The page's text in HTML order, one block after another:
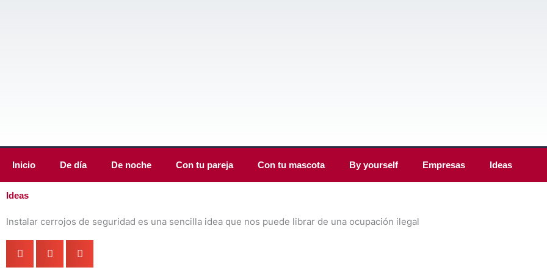
Inicio De día De noche Con tu pareja Con tu mascota By yourself Empresas Ideas
Ideas
Instalar cerrojos de seguridad es una sencilla idea que nos puede librar de una ocupación ilegal